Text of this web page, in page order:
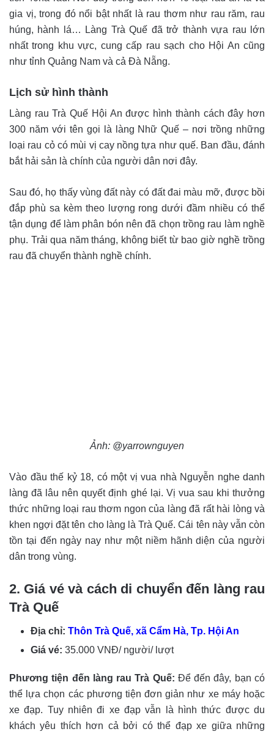
gia vị, trong đó nổi bật nhất là rau thơm như rau răm, rau
húng, hành lá… Làng Trà Quế đã trở thành vựa rau lớn
nhất trong khu vực, cung cấp rau sạch cho Hội An cũng
như tỉnh Quảng Nam và cả Đà Nẵng.
Lịch sử hình thành
Làng rau Trà Quế Hội An được hình thành cách đây hơn
300 năm với tên gọi là làng Nhữ Quế – nơi trồng những
loại rau cỏ có mùi vị cay nồng tựa như quế. Ban đầu, đánh
bắt hải sản là chính của người dân nơi đây.
Sau đó, họ thấy vùng đất này có đất đai màu mỡ, được bồi
đắp phù sa kèm theo lượng rong dưới đầm nhiều có thể
tận dụng để làm phân bón nên đã chọn trồng rau làm nghề
phụ. Trải qua năm tháng, không biết từ bao giờ nghề trồng
rau đã chuyển thành nghề chính.
Ảnh: @yarrownguyen
Vào đầu thế kỷ 18, có một vị vua nhà Nguyễn nghe danh
làng đã lâu nên quyết định ghé lại. Vị vua sau khi thưởng
thức những loại rau thơm ngon của làng đã rất hài lòng và
khen ngợi đặt tên cho làng là Trà Quế. Cái tên này vẫn còn
tồn tại đến ngày nay như một niềm hãnh diện của người
dân trong vùng.
2. Giá vé và cách di chuyển đến làng rau
Trà Quế
Địa chỉ: Thôn Trà Quế, xã Cẩm Hà, Tp. Hội An
Giá vé: 35.000 VNĐ/ người/ lượt
Phương tiện đến làng rau Trà Quế: Để đến đây, bạn có
thể lựa chọn các phương tiện đơn giản như xe máy hoặc
xe đạp. Tuy nhiên đi xe đạp vẫn là hình thức được du
khách yêu thích hơn cả bởi có thể đạp xe giữa những